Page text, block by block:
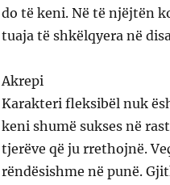
do të keni. Në të njëjtën
tuaja të shkëlqyera në
Akrepi
Karakteri fleksibël nuk
keni shumë sukses në
tjerëve që ju rrethojnë.
rëndësishme në punë.